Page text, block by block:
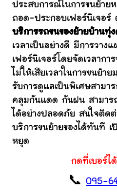
ประสบการณ์ในการขนย้าย
ถอด-ประกอบเฟอร์นิเจอร์
บริการรถขนของย้ายบ้านทุ่ง
เวลาเป็นอย่างดี มีการวาง
เฟอร์นิเจอร์โดยจัดเวลากา
ไม่ให้เสียเวลาในการขนย้า
รับการดูแลเป็นพิเศษสามา
คลุมกันแดด กันฝน สามาร
ได้อย่างปลอดภัย สนใจติด
บริการขนย้ายของได้ทันที
หยุด
กดที่เบอร์ไ
📞095-